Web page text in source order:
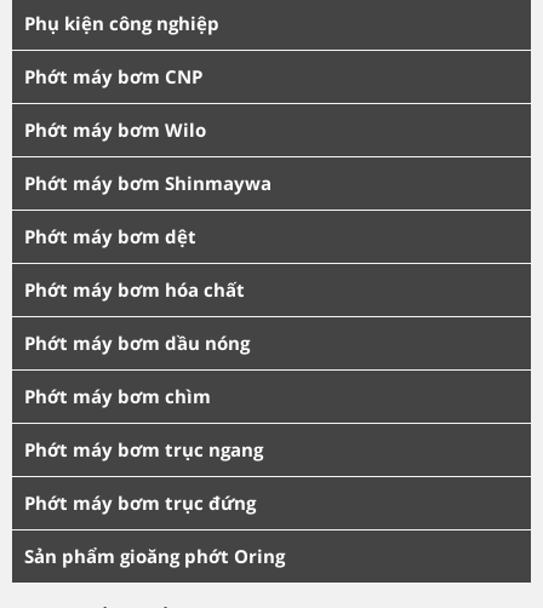
Phụ kiện công nghiệp
Phớt máy bơm CNP
Phớt máy bơm Wilo
Phớt máy bơm Shinmaywa
Phớt máy bơm dệt
Phớt máy bơm hóa chất
Phớt máy bơm dầu nóng
Phớt máy bơm chìm
Phớt máy bơm trục ngang
Phớt máy bơm trục đứng
Sản phẩm gioăng phớt Oring